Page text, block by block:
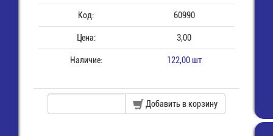
Код: 60990
Цена: 3,00
Наличие: 122,00 шт
Добавить в корзину